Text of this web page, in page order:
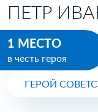
ПЕТР
1 МЕСТО
в честь героя
ГЕРОЙ